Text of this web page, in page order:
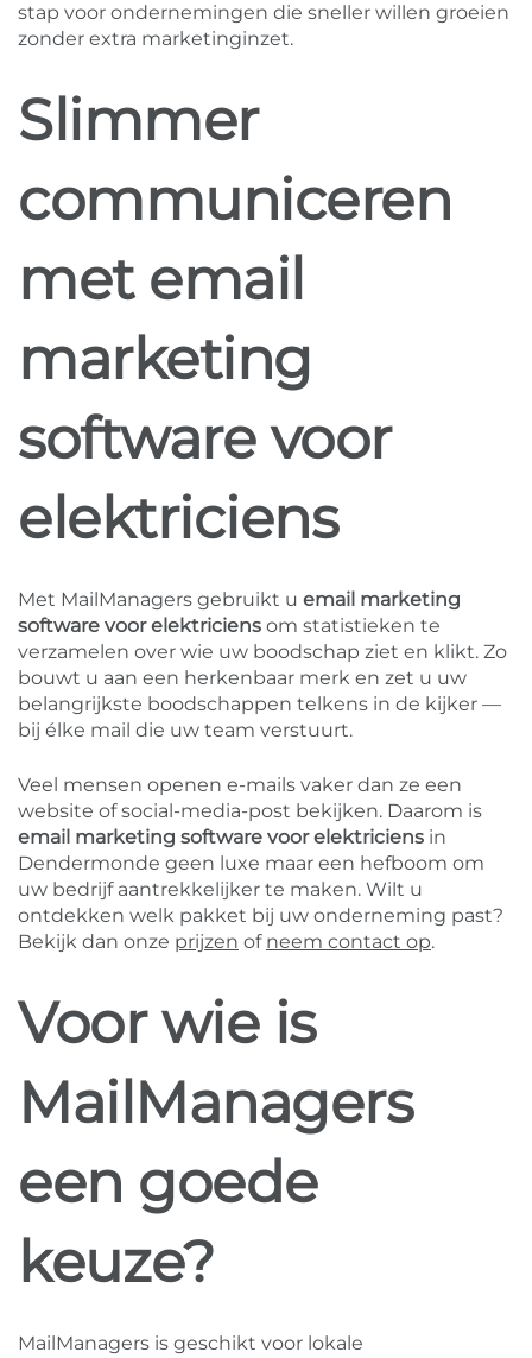
stap voor ondernemingen die sneller willen groeien
zonder extra marketinginzet.
Slimmer
communiceren
met email
marketing
software voor
elektriciens
Met MailManagers gebruikt u email marketing
software voor elektriciens om statistieken te
verzamelen over wie uw boodschap ziet en klikt. Zo
bouwt u aan een herkenbaar merk en zet u uw
belangrijkste boodschappen telkens in de kijker —
bij élke mail die uw team verstuurt.
Veel mensen openen e-mails vaker dan ze een
website of social-media-post bekijken. Daarom is
email marketing software voor elektriciens in
Dendermonde geen luxe maar een hefboom om
uw bedrijf aantrekkelijker te maken. Wilt u
ontdekken welk pakket bij uw onderneming past?
Bekijk dan onze prijzen of neem contact op.
Voor wie is
MailManagers
een goede
keuze?
MailManagers is geschikt voor lokale